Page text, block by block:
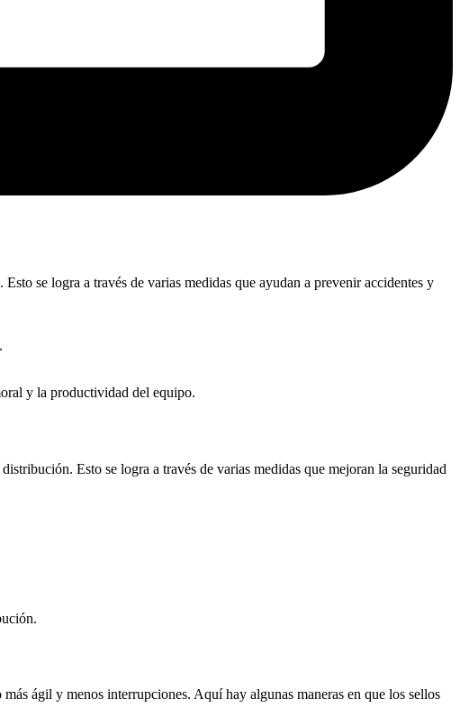
se logra a través de varias medidas que ayudan a prevenir accidentes y
y la productividad del equipo.
Esto se logra a través de varias medidas que mejoran la seguridad
ágil y menos interrupciones. Aquí hay algunas maneras en que los sellos